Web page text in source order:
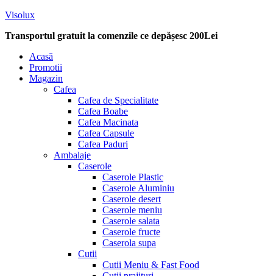
Visolux
Transportul gratuit la comenzile ce depășesc 200Lei
Menu
Acasă
Promotii
Magazin
Cafea
Cafea de Specialitate
Cafea Boabe
Cafea Macinata
Cafea Capsule
Cafea Paduri
Ambalaje
Caserole
Caserole Plastic
Caserole Aluminiu
Caserole desert
Caserole meniu
Caserole salata
Caserole fructe
Caserola supa
Cutii
Cutii Meniu & Fast Food